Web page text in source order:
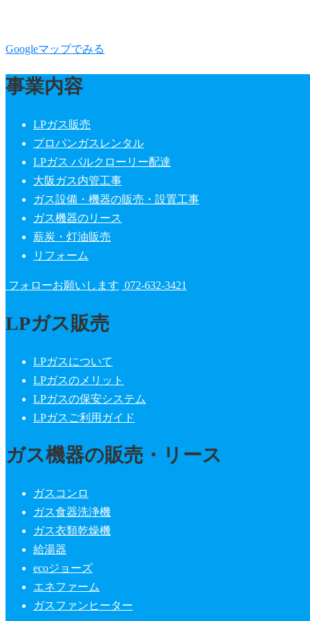
Googleマップでみる
事業内容
LPガス販売
プロパンガスレンタル
LPガス バルクローリー配達
大阪ガス内管工事
ガス設備・機器の販売・設置工事
ガス機器のリース
薪炭・灯油販売
リフォーム
フォローお願いします 072-632-3421
LPガス販売
LPガスについて
LPガスのメリット
LPガスの保安システム
LPガスご利用ガイド
ガス機器の販売・リース
ガスコンロ
ガス食器洗浄機
ガス衣類乾燥機
給湯器
ecoジョーズ
エネファーム
ガスファンヒーター